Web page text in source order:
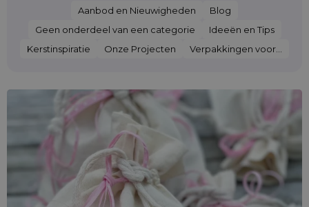
Aanbod en Nieuwigheden
Blog
Geen onderdeel van een categorie
Ideeën en Tips
Kerstinspiratie
Onze Projecten Verpakkingen voor...